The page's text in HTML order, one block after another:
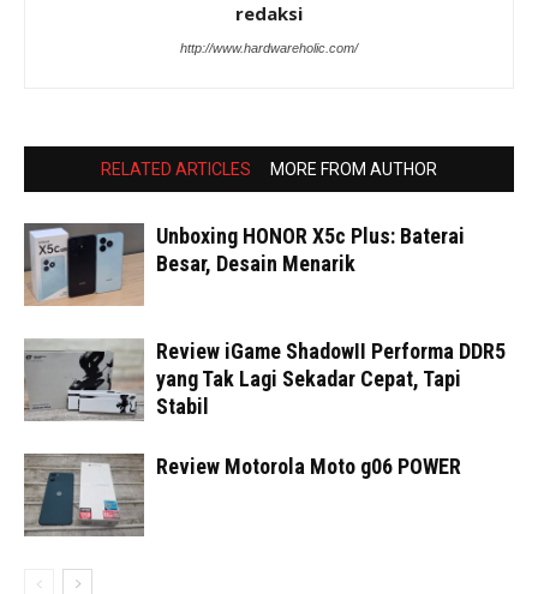
redaksi
http://www.hardwareholic.com/
RELATED ARTICLES MORE FROM AUTHOR
Unboxing HONOR X5c Plus: Baterai
Besar, Desain Menarik
Review iGame ShadowII Performa DDR5
yang Tak Lagi Sekadar Cepat, Tapi
Stabil
Review Motorola Moto g06 POWER